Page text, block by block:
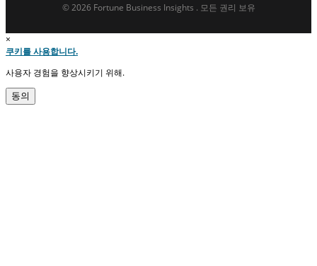
© 2026 Fortune Business Insights . 모든 권리 보유
×
쿠키를 사용합니다.
사용자 경험을 향상시키기 위해.
동의